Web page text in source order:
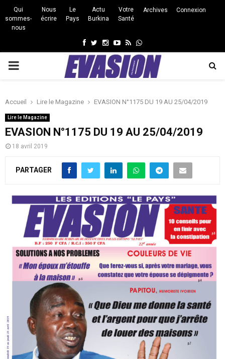
Qui
sommes-
nous
Nous
écrire
Le
Pays
Actu
Burkina
Votre
Santé
Archives Connexion
Facebook
Twitter
Instagram
Youtube
RssWhatsapp
PRIMARY
Accueil Lire le Magazine EVASION N°1175 DU 19 AU 25/04/2019
Lire le Magazine
EVASION N°1175 DU 19 AU 25/04/2019
18 avril 2019
PARTAGER